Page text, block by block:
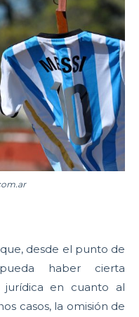
desde el punto de
haber cierta
jurídica en cuanto al
casos, la omisión de